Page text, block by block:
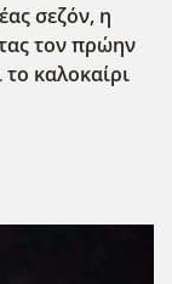
σεζόν, η
τον πρώην
καλοκαίρι